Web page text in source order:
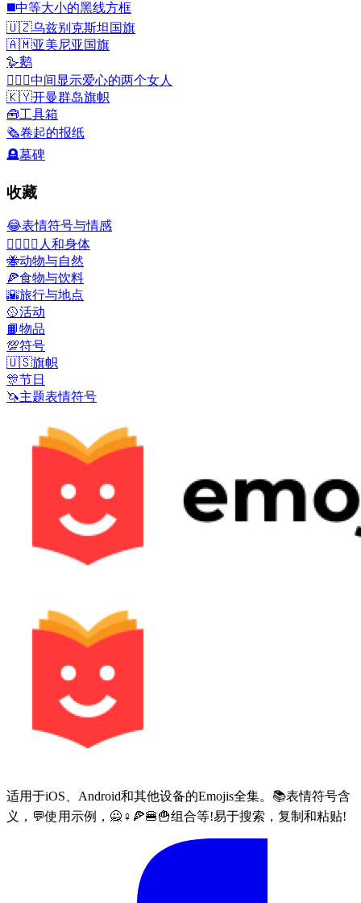
◼️中等大小的黑线方框
🇺🇿乌兹别克斯坦国旗
🇦🇲亚美尼亚国旗
🪿鹅
👩‍❤️‍👩中间显示爱心的两个女人
🇰🇾开曼群岛旗帜
🧰工具箱
🗞️卷起的报纸
🪦墓碑
收藏
😂表情符号与情感
👩‍❤️‍💋‍👨 人和身体
🐝动物与自然
🍕食物与饮料
🌇旅行与地点
🥎活动
📙物品
💯符号
🇺🇸旗帜
🎊节日
🦄主题表情符号
适用于iOS、Android和其他设备的Emojis全集。📚表情符号含
义，💬使用示例，🙅♀🍕🍔🍟组合等!易于搜索，复制和粘贴!